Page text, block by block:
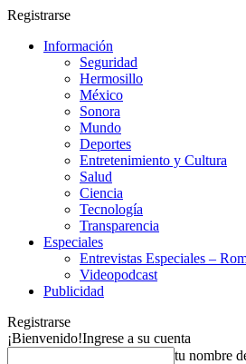
Registrarse
Información
Seguridad
Hermosillo
México
Sonora
Mundo
Deportes
Entretenimiento y Cultura
Salud
Ciencia
Tecnología
Transparencia
Especiales
Entrevistas Especiales –
Videopodcast
Publicidad
Registrarse
¡Bienvenido!Ingrese a su cuenta
tu nombre